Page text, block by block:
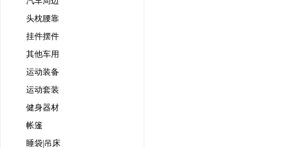
头枕腰靠
挂件摆件
其他车用
运动装备
运动套装
健身器材
帐篷
睡袋|吊床